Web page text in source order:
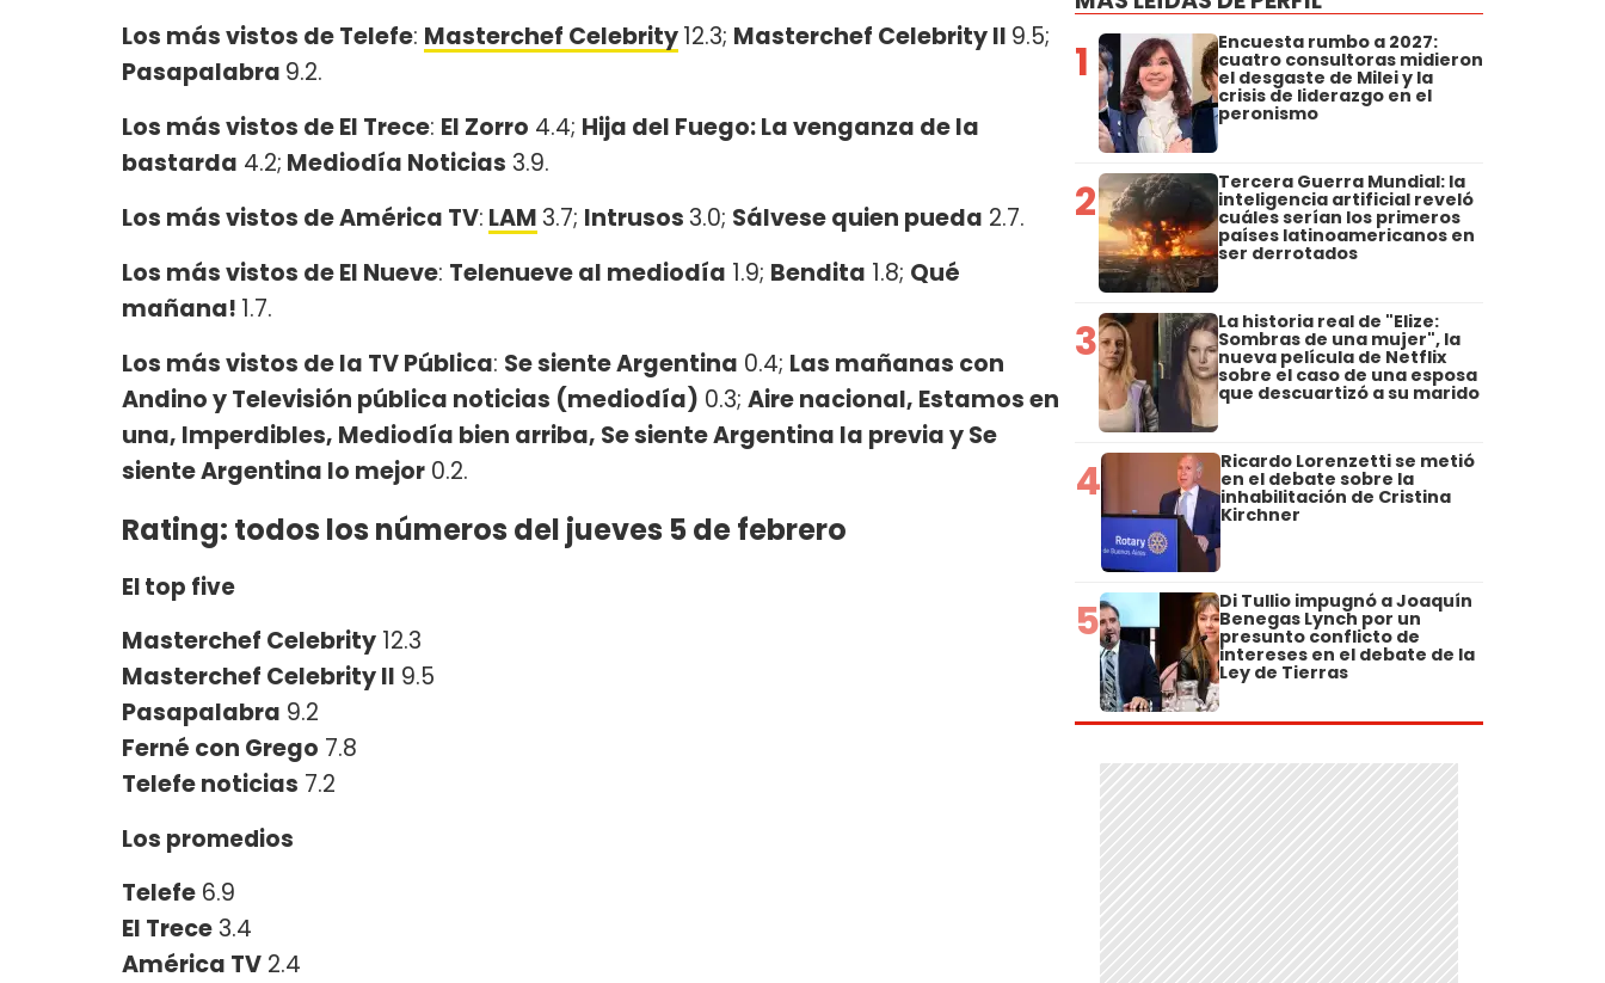
Los más vistos de Telefe: Masterchef Celebrity12.3; Masterchef Celebrity II 9.5;
Pasapalabra 9.2.
Los más vistos de El Trece: El Zorro 4.4; Hija del Fuego: La venganza de la
bastarda 4.2; Mediodía Noticias 3.9.
Los más vistos de América TV: LAM 3.7; Intrusos 3.0; Sálvese quien pueda 2.7.
Los más vistos de El Nueve: Telenueve al mediodía 1.9; Bendita 1.8; Qué
mañana! 1.7.
Los más vistos de la TV Pública: Se siente Argentina 0.4; Las mañanas con
Andino y Televisión pública noticias (mediodía) 0.3; Aire nacional, Estamos en
una, Imperdibles, Mediodía bien arriba, Se siente Argentina la previa y Se
siente Argentina lo mejor 0.2.
Rating: todos los números del jueves 5 de febrero
El top five
Masterchef Celebrity 12.3
Masterchef Celebrity II 9.5
Pasapalabra 9.2
Ferné con Grego 7.8
Telefe noticias 7.2
Los promedios
Telefe 6.9
El Trece 3.4
América TV 2.4
1 Encuesta rumbo a 2027:
cuatro consultoras midieron
el desgaste de Milei y la
crisis de liderazgo en el
peronismo
2 Tercera Guerra Mundial: la
inteligencia artificial reveló
cuáles serían los primeros
países latinoamericanos en
ser derrotados
3 La historia real de "Elize:
Sombras de una mujer", la
nueva película de Netflix
sobre el caso de una esposa
que descuartizó a su marido
4 Ricardo Lorenzetti se metió
en el debate sobre la
inhabilitación de Cristina
Kirchner
5 Di Tullio impugnó a Joaquín
Benegas Lynch por un
presunto conflicto de
intereses en el debate de la
Ley de Tierras